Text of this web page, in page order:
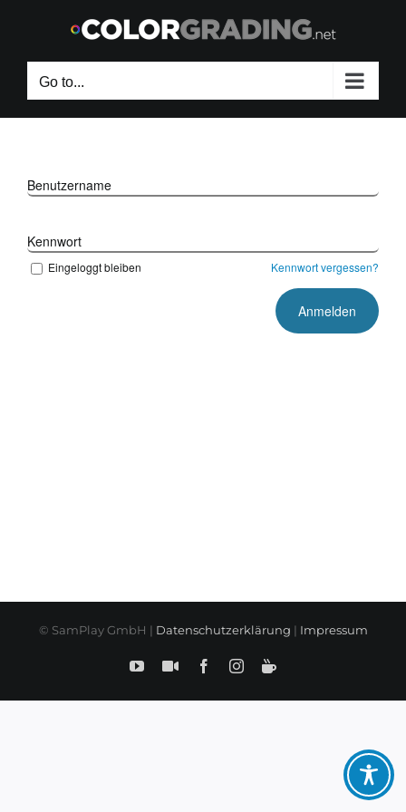
content
Go to...
Benutzername
Kennwort
Eingeloggt bleiben Kennwort vergessen?
© SamPlay GmbH | Datenschutzerklärung | Impressum
YouTubeSamPlayFacebookInstagramBuyMeCoffe